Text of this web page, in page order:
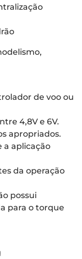
de voo ou
4,8V e 6V.
apropriados.
a aplicação
da operação
possui
para o torque